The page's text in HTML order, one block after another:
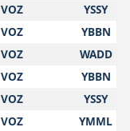
VOZ
YSSY
VOZ
YBBN
VOZ
WADD
VOZ
YBBN
VOZ
YSSY
VOZ
YMML